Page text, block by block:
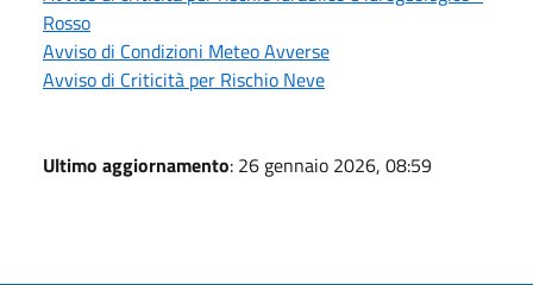
Rosso
Avviso di Condizioni Meteo Avverse
Avviso di Criticità per Rischio Neve
Ultimo aggiornamento: 26 gennaio 2026, 08:59